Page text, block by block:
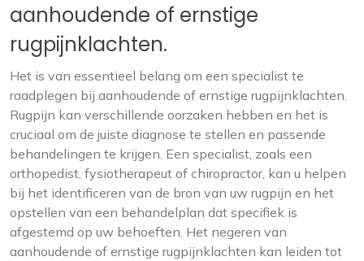
aanhoudende of ernstige
rugpijnklachten.
Het is van essentieel belang om een specialist te
raadplegen bij aanhoudende of ernstige rugpijnklachten.
Rugpijn kan verschillende oorzaken hebben en het is
cruciaal om de juiste diagnose te stellen en passende
behandelingen te krijgen. Een specialist, zoals een
orthopedist, fysiotherapeut of chiropractor, kan u helpen
bij het identificeren van de bron van uw rugpijn en het
opstellen van een behandelplan dat specifiek is
afgestemd op uw behoeften. Het negeren van
aanhoudende of ernstige rugpijnklachten kan leiden tot